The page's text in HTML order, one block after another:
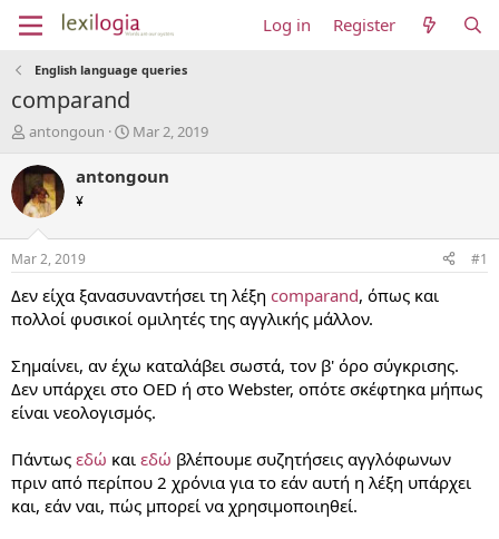
Log in Register
English language queries
comparand
T
r
e
a
d
t
a
r
t
r
antongoun
S
a
r
t
e
Mar 2, 2019
antongoun
¥
Mar 2, 2019 #1
Δεν είχα ξανασυναντήσει τη λέξη comparand, όπως και
πολλοί φυσικοί ομιλητές της αγγλικής μάλλον.
Σημαίνει, αν έχω καταλάβει σωστά, τον β' όρο σύγκρισης.
Δεν υπάρχει στο OED ή στο Webster, οπότε σκέφτηκα μήπως
είναι νεολογισμός.
Πάντως εδώ και εδώ βλέπουμε συζητήσεις αγγλόφωνων
πριν από περίπου 2 χρόνια για το εάν αυτή η λέξη υπάρχει
και, εάν ναι, πώς μπορεί να χρησιμοποιηθεί.